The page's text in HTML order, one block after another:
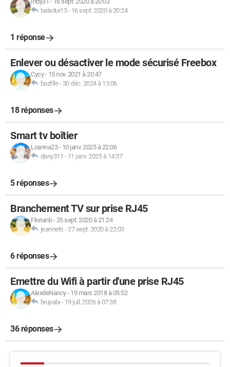
baladur13- 16 sept. 2020 à 20:24
1 réponse
Enlever ou désactiver le mode sécurisé Freebox
Cycy- 15 nov. 2021 à 20:47
bazfile- 30 déc. 2024 à 13:06
18 réponses
Smart tv boîtier
Loanna23- 10 janv. 2025 à 22:06
dany311 - 11 janv. 2025 à 14:37
5 réponses
Branchement TV sur prise RJ45
Florianb-25 sept. 2020 à 21:24
jeannets -27 sept. 2020 à 22:03
6 réponses
Emettre du Wifi à partir d'une prise RJ45
AlexdeNancy- 19 mars 2018 à 05:52
brupala - 19 juil. 2026 à 07:38
36 réponses